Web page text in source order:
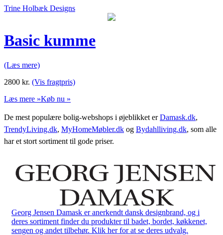
Trine Holbæk Designs
Basic kumme
(Læs mere)
2800 kr. (Vis fragtpris)
Læs mere »Køb nu »
De mest populære bolig-webshops i øjeblikket erDamask.dk,
TrendyLiving.dk, MyHomeMøbler.dk og Bydahlliving.dk, som alle
har et stort sortiment til gode priser.
Georg Jensen Damask er anerkendt dansk designbrand, og i
deres sortiment finder du produkter til badet, bordet, køkkenet,
sengen og andet tilbehør. Klik her for at se deres udvalg.